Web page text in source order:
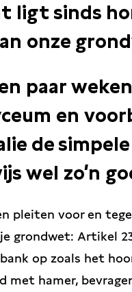
ligt sinds
onze
paar
en
de
wel zo’n
pleiten voor en
grondwet: Artikel
op zoals het
met hamer,